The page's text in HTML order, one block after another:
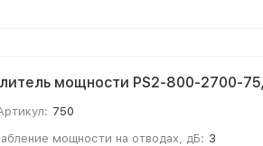
мощности PS2-800-2700-
750
мощности на отводах, дБ: 3